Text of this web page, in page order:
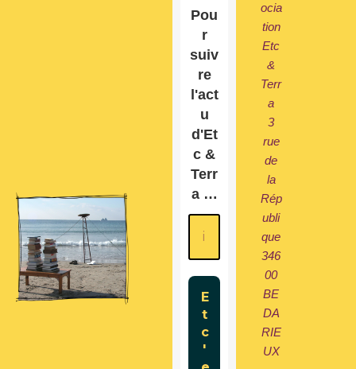
Pou
r
suiv
re
l'act
u
d'Et
c &
Terr
a …
ocia
tion
Etc
&
Terr
a
3
rue
de
la
Rép
ubli
que
346
00
BE
DA
RIE
UX